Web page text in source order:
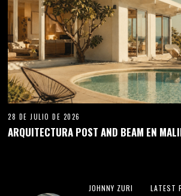
28 DE JULIO DE 2026
ARQUITECTURA POST AND BEAM EN
JOHNNY ZURI LATEST